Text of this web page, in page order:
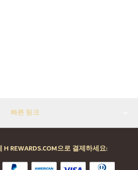
빠른 링크
REWARDS.COM으로 결제하세요: